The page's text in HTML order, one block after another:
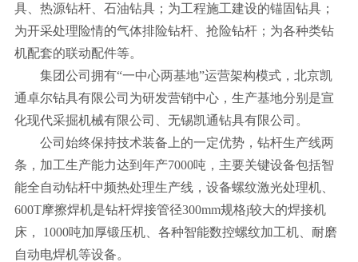
合作伙伴
联系我们
客户调查
具、热源钻杆、石油钻具；为工程施工建设的锚固钻具；
为开采处理险情的气体排险钻杆、抢险钻杆；为各种类钻
机配套的联动配件等。
集团公司拥有“一中心两基地”运营架构模式，北京凯
通卓尔钻具有限公司为研发营销中心，生产基地分别是宣
化现代采掘机械有限公司、无锡凯通钻具有限公司。
公司始终保持技术装备上的一定优势，钻杆生产线两
条，加工生产能力达到年产7000吨，主要关键设备包括智
能全自动钻杆中频热处理生产线，设备螺纹激光处理机、
600T摩擦焊机是钻杆焊接管径300mm规格j较大的焊接机
床， 1000吨加厚锻压机、各种智能数控螺纹加工机、耐磨
自动电焊机等设备。